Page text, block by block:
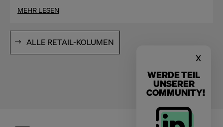
MEHR LESEN
ALLE RETAIL-KOLUMEN
x
WERDE TEIL
UNSERER
COMMUNITY!